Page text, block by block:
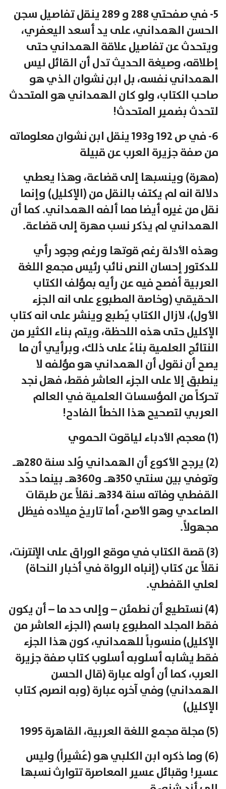
5- في صفحتي 288 و 289 ينقل تفاصيل سجن
الحسن الهمداني، على يد أسعد اليعفري،
ويتحدث عن تفاصيل علاقة الهمداني حتى
إطلاقه، وصيغة الحديث تدل أن القائل ليس
الهمداني نفسه، بل ابن نشوان الذي هو
صاحب الكتاب، ولو كان الهمداني هو المتحدث
لتحدث بضمير المتحدث!
6- في ص 192 و193 ينقل ابن نشوان معلوماته
من صفة جزيرة العرب عن قبيلة
(مهرة) وينسبها إلى قضاعة، وهذا يعطي
دلالة انه لم يكتف بالنقل من (الإكليل) وإنما
نقل من غيره أيضا مما ألفه الهمداني. كما أن
الهمداني لم يذكر نسب مهرة إلى قضاعة.
وهذه الأدلة رغم قوتها ورغم وجود رأي
للدكتور إحسان النص نائب رئيس مجمع اللغة
العربية أفصح فيه عن رأيه بمؤلف الكتاب
الحقيقي (وخاصة المطبوع على انه الجزء
الأول)، لازال الكتاب يُطبع وينشر على انه كتاب
الإكليل حتى هذه اللحظة، ويتم بناء الكثير من
النتائج العلمية بناءً على ذلك، وبرأيي أن ما
يصح أن نقول أن الهمداني هو مؤلفه لا
ينطبق إلا على الجزء العاشر فقط، فهل نجد
تحركاً من المؤسسات العلمية في العالم
العربي لتصحيح هذا الخطأ الفادح!
(1) معجم الأدباء لياقوت الحموي
(2) يرجح الأكوع أن الهمداني وُلد سنة 280هـ
وتوفي بين سنتي 350هـ و360هـ بينما حدّد
القفطي وفاته سنة 334هـ نقلاً عن طبقات
الصاعدي وهو الأصح، أما تاريخ ميلاده فيظل
مجهولاً.
(3) قصة الكتاب في موقع الوراق على الإنترنت،
نقلاً عن كتاب (إنباه الرواة في أخبار النحاة)
لعلي القفطي.
(4) نستطيع أن نطمئن – وإلى حد ما – أن يكون
فقط المجلد المطبوع باسم (الجزء العاشر من
الإكليل) منسوباً للهمداني، كون هذا الجزء
فقط يشابه أسلوبه أسلوب كتاب صفة جزيرة
العرب، كما أن أوله عبارة (قال الحسن
الهمداني) وفي آخره عبارة (وبه انصرم كتاب
الإكليل)
(5) مجلة مجمع اللغة العربية، القاهرة 1995
(6) وما ذكره ابن الكلبي هو (عُشيراً) وليس
عسير! وقبائل عسير المعاصرة تتوارث نسبها